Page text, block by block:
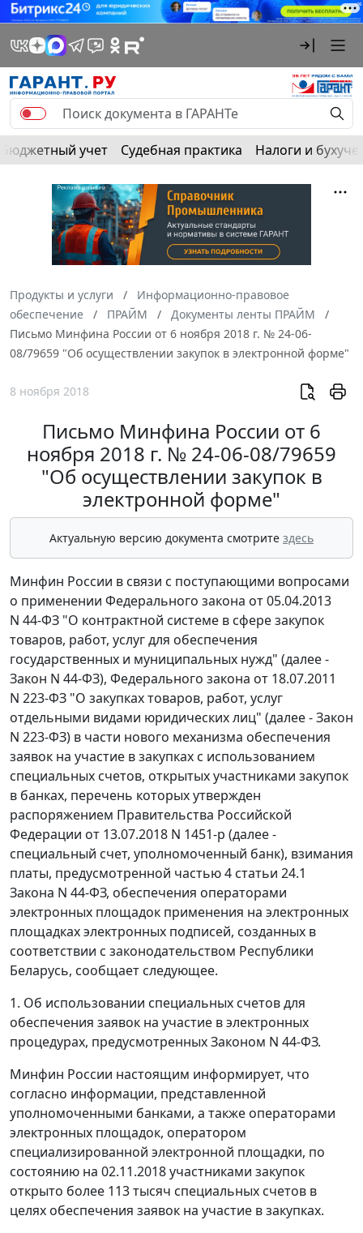
Бюджетный учет Судебная практика Налоги и
Продукты и услуги
Информационно-правовое
обеспечение
ПРАЙМ
Документы ленты ПРАЙМ
Письмо Минфина России от 6 ноября 2018 г. № 24-06-
08/79659 "Об осуществлении закупок в электронной форме"
8 ноября 2018
Письмо Минфина России от 6
ноября 2018 г. № 24-06-08/79659
"Об осуществлении закупок в
электронной форме"
Актуальную версию документа смотрите здесь
Минфин России в связи с поступающими вопросами
о применении Федерального закона от 05.04.2013
N 44-ФЗ "О контрактной системе в сфере закупок
товаров, работ, услуг для обеспечения
государственных и муниципальных нужд" (далее -
Закон N 44-ФЗ), Федерального закона от 18.07.2011
N 223-ФЗ "О закупках товаров, работ, услуг
отдельными видами юридических лиц" (далее - Закон
N 223-ФЗ) в части нового механизма обеспечения
заявок на участие в закупках с использованием
специальных счетов, открытых участниками закупок
в банках, перечень которых утвержден
распоряжением Правительства Российской
Федерации от 13.07.2018 N 1451-р (далее -
специальный счет, уполномоченный банк), взимания
платы, предусмотренной частью 4 статьи 24.1
Закона N 44-ФЗ, обеспечения операторами
электронных площадок применения на электронных
площадках электронных подписей, созданных в
соответствии с законодательством Республики
Беларусь, сообщает следующее.
1. Об использовании специальных счетов для
обеспечения заявок на участие в электронных
процедурах, предусмотренных Законом N 44-ФЗ.
Минфин России настоящим информирует, что
согласно информации, представленной
уполномоченными банками, а также операторами
электронных площадок, оператором
специализированной электронной площадки, по
состоянию на 02.11.2018 участниками закупок
открыто более 113 тысяч специальных счетов в
целях обеспечения заявок на участие в закупках.